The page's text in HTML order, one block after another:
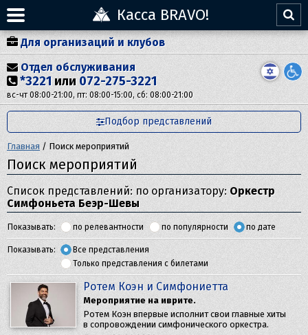
Касса BRAVO!
Для организаций и клубов
Отдел обслуживания
*3221 или 072-275-3221
вс-чт 08:00-21:00, пт: 08:00-15:00, сб: 08:00-21:00
Подбор представлений
Главная / Поиск мероприятий
Поиск мероприятий
Список представлений: по организатору: Оркестр
Симфоньета Беэр-Шевы
Показывать: по релевантности по популярности по дате
Показывать:
Все представления
Только представления с билетами
Ротем Коэн и Симфониетта
Мероприятие на иврите.
Ротем Коэн впервые исполнит свои главные хиты
в сопровождении симфонического оркестра.